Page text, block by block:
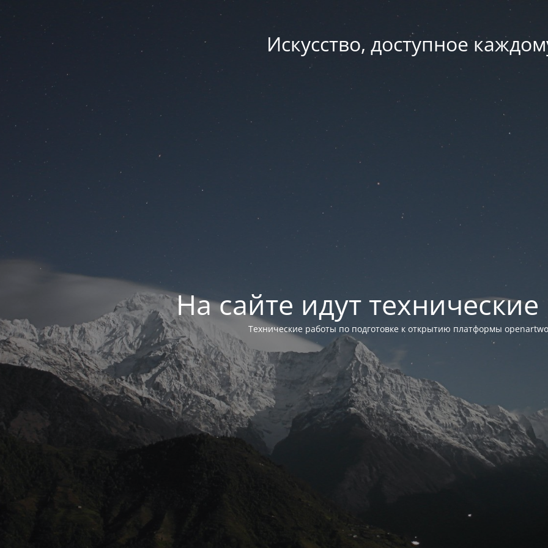
Искусство, доступное
На сайте идут
Технические работы по подготовке к открытию платформы